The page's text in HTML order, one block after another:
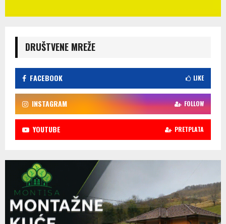
DRUŠTVENE MREŽE
FACEBOOK LIKE
INSTAGRAM FOLLOW
YOUTUBE PRETPLATA